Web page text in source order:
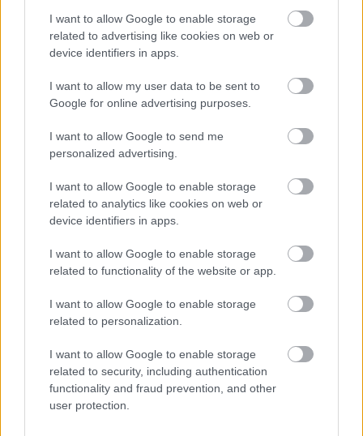
I want to allow Google to enable storage
related to advertising like cookies on web or
device identifiers in apps.
I want to allow my user data to be sent to
Google for online advertising purposes.
I want to allow Google to send me
personalized advertising.
I want to allow Google to enable storage
related to analytics like cookies on web or
device identifiers in apps.
I want to allow Google to enable storage
related to functionality of the website or app.
I want to allow Google to enable storage
related to personalization.
I want to allow Google to enable storage
related to security, including authentication
functionality and fraud prevention, and other
user protection.
kevésbé kihívó, vagy olyan új női szereplőket találtak ki,
akik nem feltétlenül felelnek meg a hagyományos
szépségideáloknak. A Tomb Raider film kapcsán például
illeszkednek eléggé a régi Lara Croft domborulataihoz,
ahogy a The Last of Us Part II kigyúrt főszereplője, Abby,
illetve a Horizon: Forbidden Westben megjelenő, nem
éppen a szépségszalonból kilépett Aloy miatt is